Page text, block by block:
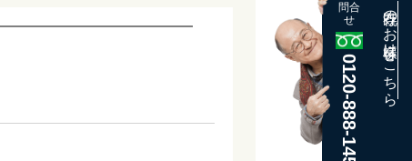
問合
せ
0120-888-145
既存のお客様はこちら